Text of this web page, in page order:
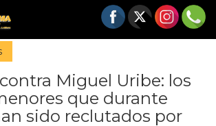
Miguel Uribe: los
que durante
sido reclutados por